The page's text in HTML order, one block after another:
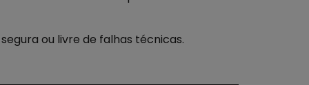
ou livre de falhas técnicas.